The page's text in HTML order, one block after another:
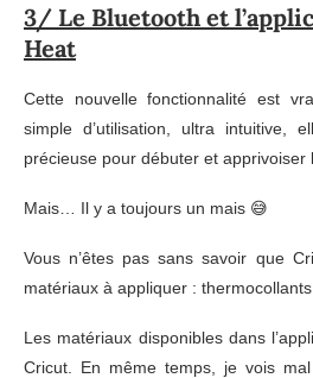
3/ Le Bluetooth et
Heat
Cette nouvelle fonctionnalité est
simple d’utilisation, ultra intuitive,
précieuse pour débuter et apprivoiser
Mais… Il y a toujours un mais 😅
Vous n’êtes pas sans savoir que
matériaux à appliquer :
Les matériaux disponibles dans
Cricut. En même temps, je vois